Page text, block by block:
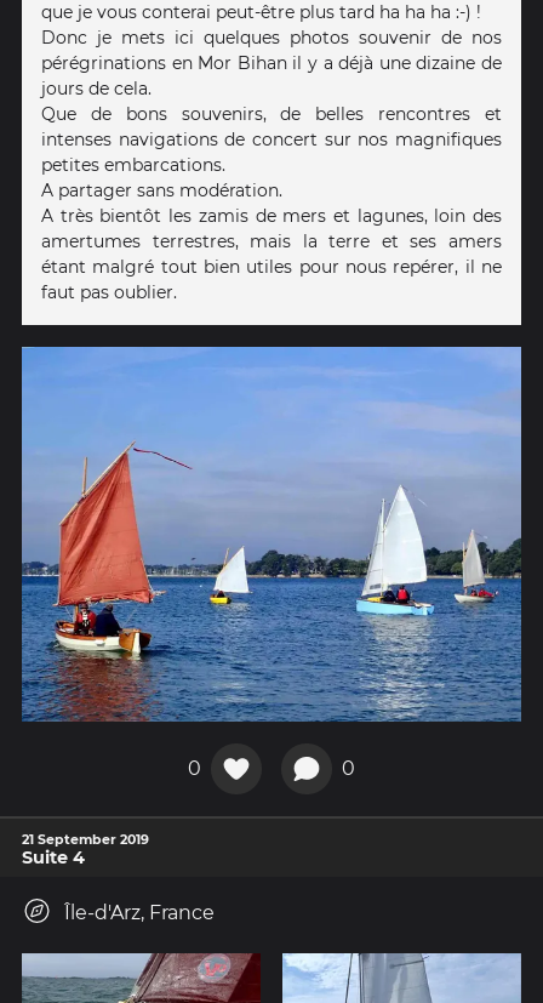
que je vous conterai peut-être plus tard ha ha ha :-) !
Donc je mets ici quelques photos souvenir de nos
pérégrinations en Mor Bihan il y a déjà une dizaine de
jours de cela.
Que de bons souvenirs, de belles rencontres et
intenses navigations de concert sur nos magnifiques
petites embarcations.
A partager sans modération.
A très bientôt les zamis de mers et lagunes, loin des
amertumes terrestres, mais la terre et ses amers
étant malgré tout bien utiles pour nous repérer, il ne
faut pas oublier.
0 0
21 September 2019
Suite 4
Île-d'Arz, France